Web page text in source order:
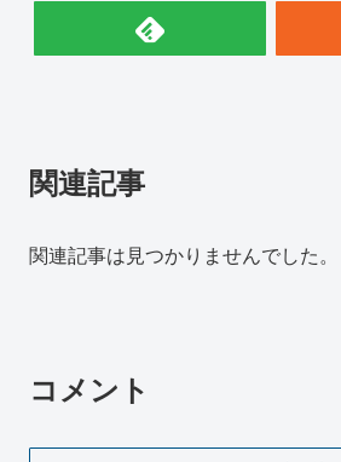
関連記事
関連記事は見つかりませんでした。
コメント